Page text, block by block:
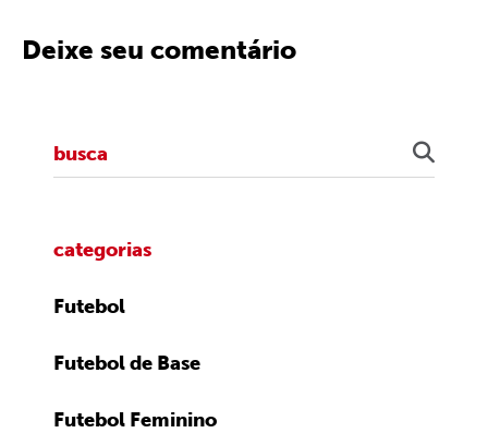
Deixe seu comentário
categorias
Futebol
Futebol de Base
Futebol Feminino